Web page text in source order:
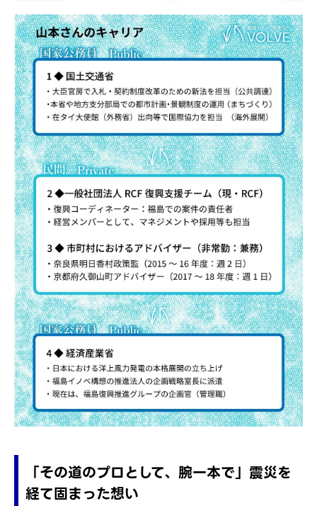
「その道のプロとして、腕一本で」震災を
経て固まった想い